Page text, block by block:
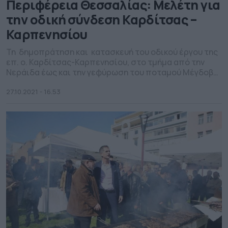
Περιφέρεια Θεσσαλίας: Μελέτη για
την οδική σύνδεση Καρδίτσας –
Καρπενησίου
Περιφερειάρχης Κώστας Αγοραστός υπέγραψε τη
1.249.864,18 ευρώ, με την οποία ολοκληρώνονται όλες
οι απαιτούμενες μελέτες ώστε να καταστεί δυνατή η
σύνδεση της Καρδίτσας με το […]
27.10.2021 - 16.53